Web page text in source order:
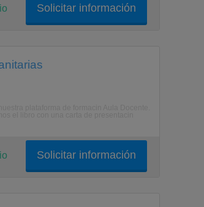
Solicitar información
Solicitar información